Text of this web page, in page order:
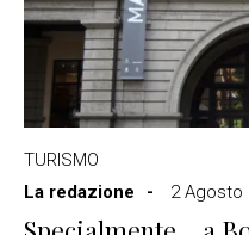
TURISMO
La redazione
2 Agosto